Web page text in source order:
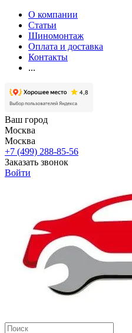
О компании
Статьи
Шиномонтаж
Оплата и доставка
Контакты
...
Ваш город
Москва
Москва
+7 (499) 288-85-56
Заказать звонок
Войти